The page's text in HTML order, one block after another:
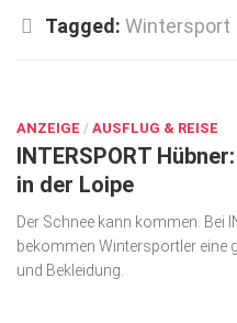
Top Gesundheitsforum
Geschäft
gesund & schön
Gesellschaft
Kunst & Kultur
Tagged: Wintersport
ANZEIGE / AUSFLUG & REISE
INTERSPORT
in der Loipe
Der Schnee kann kommen. Bei
bekommen Wintersportler eine
und Bekleidung.